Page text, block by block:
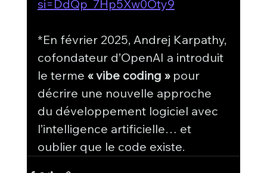
si=DdQp_7Hp5Xw0Oty9
*En février 2025, Andrej Karpathy,
cofondateur d’OpenAI a introduit
le terme « vibe coding » pour
décrire une nouvelle approche
du développement logiciel avec
l’intelligence artificielle… et
oublier que le code existe.